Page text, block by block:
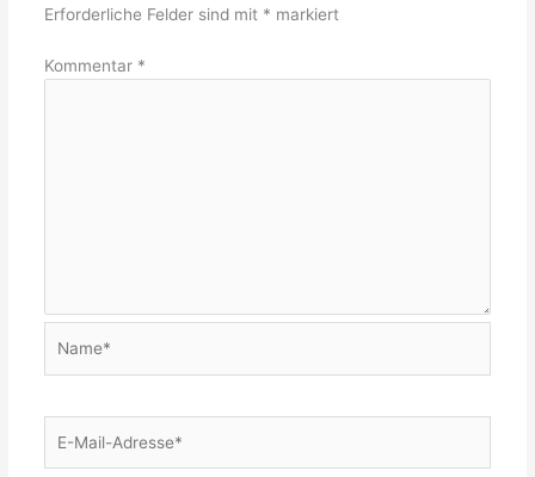
Erforderliche Felder sind mit * markiert
Kommentar *
Mail-